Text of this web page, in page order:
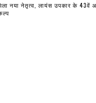
नया नेतृत्व, लायंस उपकार के 43वें